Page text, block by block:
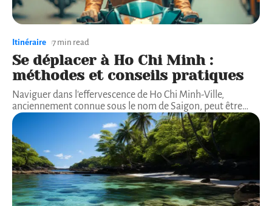
Itinéraire 7 min read
Se déplacer à Ho Chi Minh :
méthodes et conseils pratiques
Naviguer dans l'effervescence de Ho Chi Minh-Ville,
anciennement connue sous le nom de Saigon, peut être…